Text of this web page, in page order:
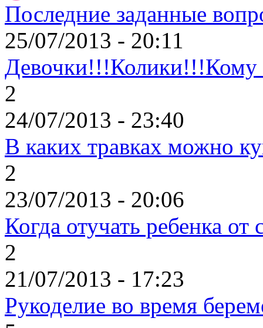
Последние заданные
25/07/2013 - 20:11
Девочки!!!Колики!!!Кому
2
24/07/2013 - 23:40
В каких травках можно
2
23/07/2013 - 20:06
Когда отучать ребенка от
2
21/07/2013 - 17:23
Рукоделие во время